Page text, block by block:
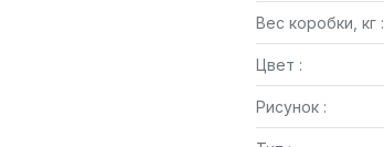
Вес коробки, кг :
Цвет :
Рисунок :